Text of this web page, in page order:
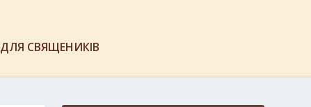
ДЛЯ СВЯЩЕНИКІВ